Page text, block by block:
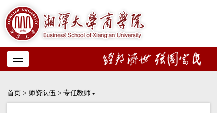
Toggle
navigation
首页 > 师资队伍 > 专任教师